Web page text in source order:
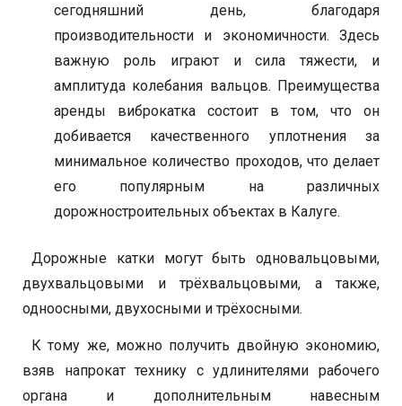
сегодняшний день, благодаря
производительности и экономичности. Здесь
важную роль играют и сила тяжести, и
амплитуда колебания вальцов. Преимущества
аренды виброкатка состоит в том, что он
добивается качественного уплотнения за
минимальное количество проходов, что делает
его популярным на различных
дорожностроительных объектах в Калуге.
Дорожные катки могут быть одновальцовыми,
двухвальцовыми и трёхвальцовыми, а также,
одноосными, двухосными и трёхосными.
К тому же, можно получить двойную экономию,
взяв напрокат технику с удлинителями рабочего
органа и дополнительным навесным